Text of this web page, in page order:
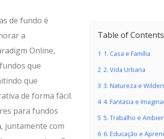
Table of Contents
1 1. Casa e Família
2 2. Vida Urbana
3 3. Natureza e
4 4. Fantasia e
5 5. Trabalho e
6 6. Educação e
de fundo é
a
Online,
que
que
de forma fácil.
para fundos
, juntamente com